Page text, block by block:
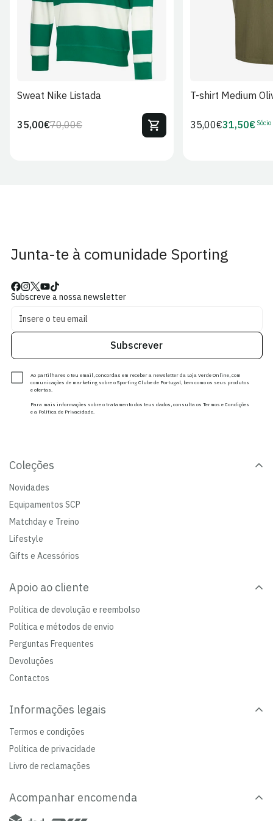
Sweat Nike Listada
Preço
70,00€Preço
35,00€
T-shirt Medium
Preço
35,00€Preço
31,50€ Sócio
Junta-te à comunidade Sporting
Subscreve a nossa newsletter
Subscrever
Ao partilhares o teu email, concordas em receber a newsletter da Loja Verde Online, com
comunicações de marketing sobre o Sporting Clube de Portugal, bem como os seus produtos
e ofertas.
Para mais informações sobre o tratamento dos teus dados, consulta os Termos e Condições
e a Política de Privacidade.
Coleções
Novidades
Equipamentos SCP
Matchday e Treino
Lifestyle
Gifts e Acessórios
Apoio ao cliente
Política de devolução e reembolso
Política e métodos de envio
Perguntas Frequentes
Devoluções
Contactos
Informações legais
Termos e condições
Política de privacidade
Livro de reclamações
Acompanhar encomenda